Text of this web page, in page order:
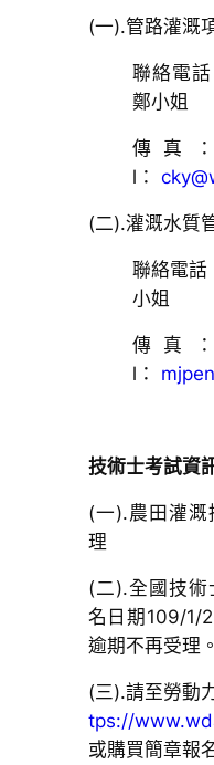
(一).管路灌溉
聯絡電
鄭小姐
傳真：
l：
(二).灌溉水質
聯絡電
小姐
傳真：
l：
技術士考試資
(一).農田灌溉
理
(二).全國技術
名日期109/1/
逾期不再受理。
(三).請至勞動
tps://
或購買簡章報